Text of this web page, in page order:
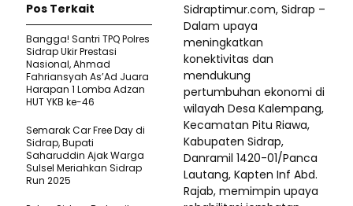
Sidraptimur.com, Sidrap –
Dalam upaya
meningkatkan
konektivitas dan
mendukung
pertumbuhan ekonomi di
wilayah Desa Kalempang,
Kecamatan Pitu Riawa,
Kabupaten Sidrap,
Danramil 1420-01/Panca
Lautang, Kapten Inf Abd.
Rajab, memimpin upaya
Pos Terkait
Bangga! Santri TPQ Polres
Sidrap Ukir Prestasi
Nasional, Ahmad
Fahriansyah As’Ad Juara
Harapan 1 Lomba Adzan
HUT YKB ke-46
Semarak Car Free Day di
Sidrap, Bupati
Saharuddin Ajak Warga
Sulsel Meriahkan Sidrap
Run 2025